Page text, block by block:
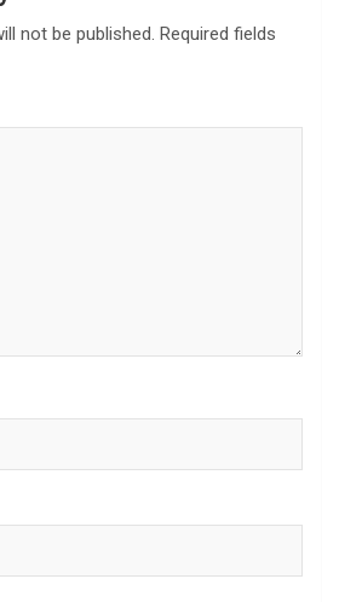
not be published. Required fields